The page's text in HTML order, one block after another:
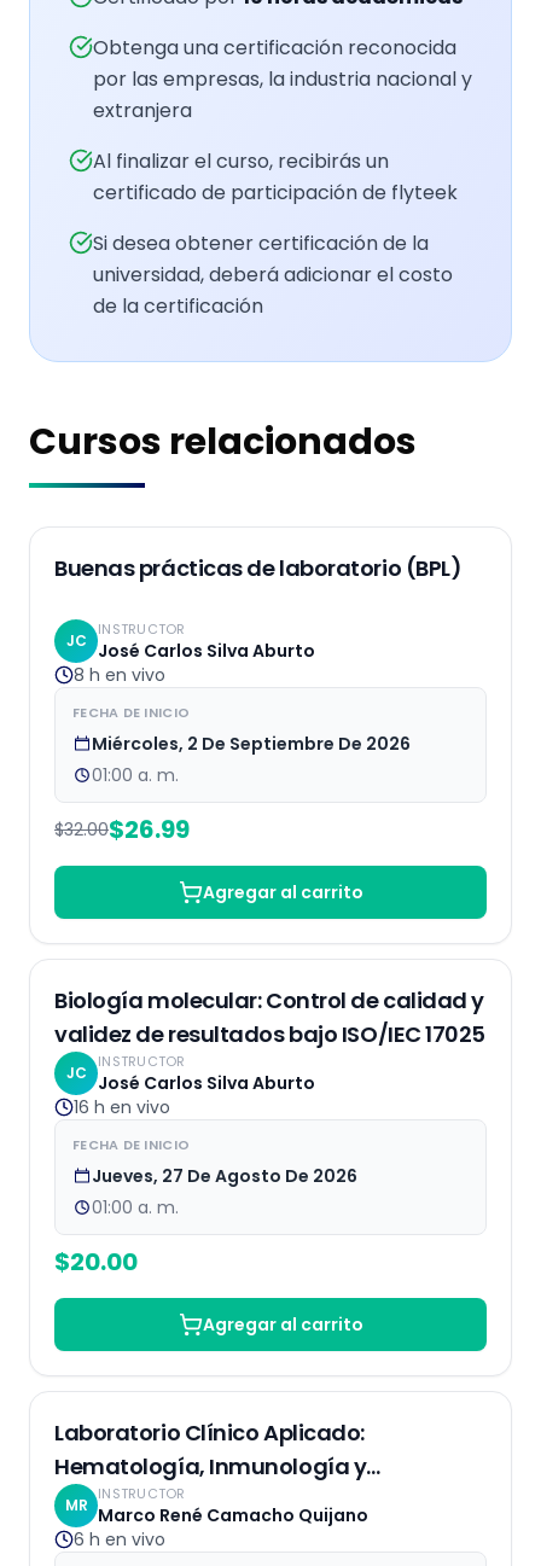
Obtenga una certificación reconocida
por las empresas, la industria nacional y
extranjera
Al finalizar el curso, recibirás un
certificado de participación de flyteek
Si desea obtener certificación de la
universidad, deberá adicionar el costo
de la certificación
Cursos relacionados
16% OFF EN VIVO
Buenas prácticas de laboratorio (BPL)
JC
INSTRUCTOR
José Carlos Silva Aburto
8 h en vivo
FECHA DE INICIO
Miércoles, 2 De Septiembre De 2026
01:00 a. m.
$32.00$26.99
Agregar al carrito
EN VIVO
Biología molecular: Control de calidad y
validez de resultados bajo ISO/IEC 17025
JC
INSTRUCTOR
José Carlos Silva Aburto
16 h en vivo
FECHA DE INICIO
Jueves, 27 De Agosto De 2026
01:00 a. m.
$20.00
Agregar al carrito
Laboratorio Clínico Aplicado:
Hematología, Inmunología y
Bioquímica
MR
INSTRUCTOR
Marco René Camacho Quijano
6 h en vivo